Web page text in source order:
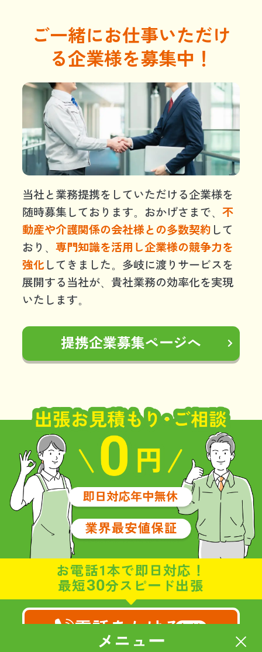
メニュー
ご一緒にお仕事いただけ
る企業様を募集中！
当社と業務提携をしていただける企業様を
随時募集しております。おかげさまで、不
動産や介護関係の会社様との多数契約 して
おり、専門知識を活用し企業様の競争力を
強化 してきました。多岐に渡りサービスを
展開する当社が、貴社業務の効率化を実現
いたします。
提携企業募集ページへ
お電話1本で即日対応！
最短30分スピード出張
電話をかける